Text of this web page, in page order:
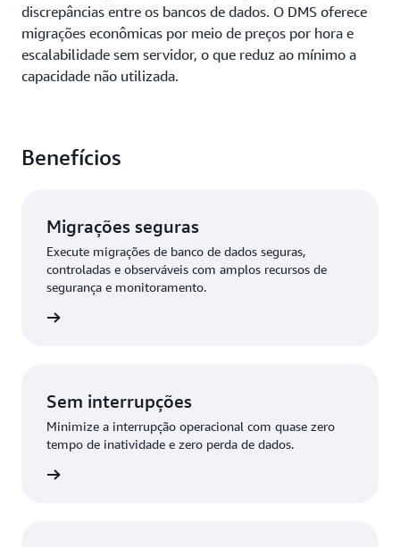
discrepâncias entre os bancos de dados. O DMS oferece
migrações econômicas por meio de preços por hora e
escalabilidade sem servidor, o que reduz ao mínimo a
capacidade não utilizada.
Benefícios
Migrações seguras
Execute migrações de banco de dados seguras,
controladas e observáveis com amplos recursos de
segurança e monitoramento.
Sem interrupções
Minimize a interrupção operacional com quase zero
tempo de inatividade e zero perda de dados.